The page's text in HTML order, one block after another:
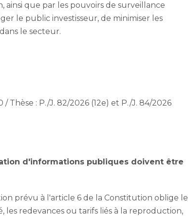
que par les pouvoirs de surveillance
le public investisseur, de minimiser les
le secteur.
: P./J. 82/2026 (12e) et P./J. 84/2026
d'informations publiques doivent être
prévu à l'article 6 de la Constitution oblige le
les redevances ou tarifs liés à la reproduction,